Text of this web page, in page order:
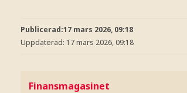
Publicerad:17 mars 2026, 09:18
Uppdaterad: 17 mars 2026, 09:18
Finansmagasinet